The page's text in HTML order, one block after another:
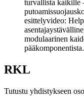
turvallista kaikille
esittelyvideo:
modulaarinen
RKL
Tutustu yhdistykseen